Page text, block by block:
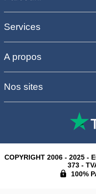
Services
A propos
Nos sites
COPYRIGHT 2006 - 2025 -
373 -
100%